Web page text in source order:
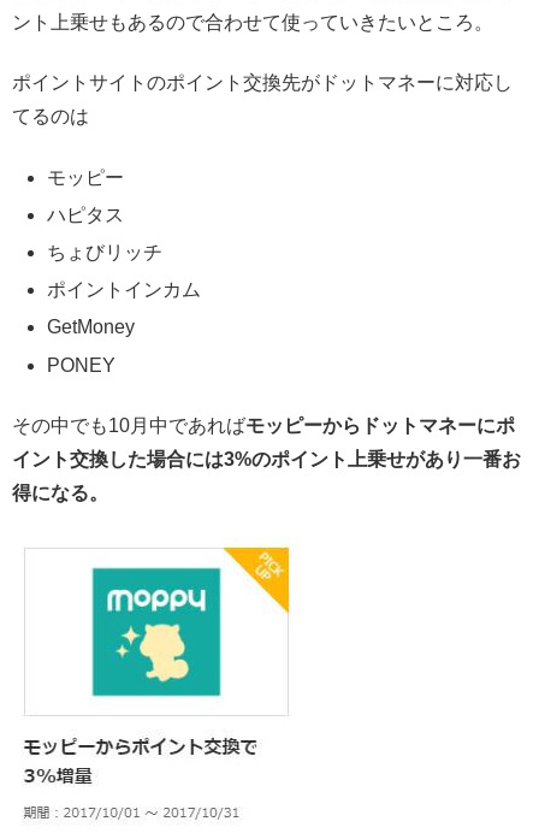
ント上乗せもあるので合わせて使っていきたいところ。
ポイントサイトのポイント交換先がドットマネーに対応し
てるのは
モッピー
ハピタス
ちょびリッチ
ポイントインカム
GetMoney
PONEY
その中でも10月中であればモッピーからドットマネーにポ
イント交換した場合には3%のポイント上乗せがあり一番お
得になる。